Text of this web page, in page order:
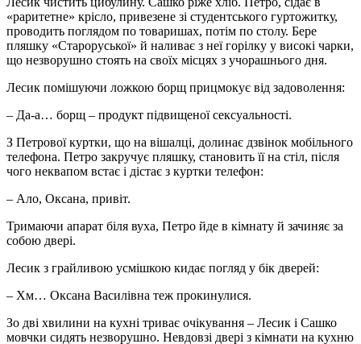
«раритетне» крісло, привезене зі студентського гуртожитку,
проводить поглядом по товаришах, потім по столу. Бере
пляшку «Староруської» й наливає з неї горілку у високі чарки,
що незворушно стоять на своїх місцях з учорашнього дня.
Лесик помішуючи ложкою борщ прицмокує від задоволення:
– Да-а… борщ – продукт підвищеної сексуальності.
З Петрової куртки, що на вішалці, долинає дзвінок мобільного
телефона. Петро закручує пляшку, становить її на стіл, після
чого неквапом встає і дістає з куртки телефон:
– Ало, Оксана, привіт.
Тримаючи апарат біля вуха, Петро йде в кімнату й зачиняє за
собою двері.
Лесик з грайливою усмішкою кидає погляд у бік дверей:
– Хм… Оксана Василівна теж прокинулися.
Зо дві хвилини на кухні триває очікування – Лесик і Сашко
мовчки сидять незворушно. Невдовзі двері з кімнати на кухню